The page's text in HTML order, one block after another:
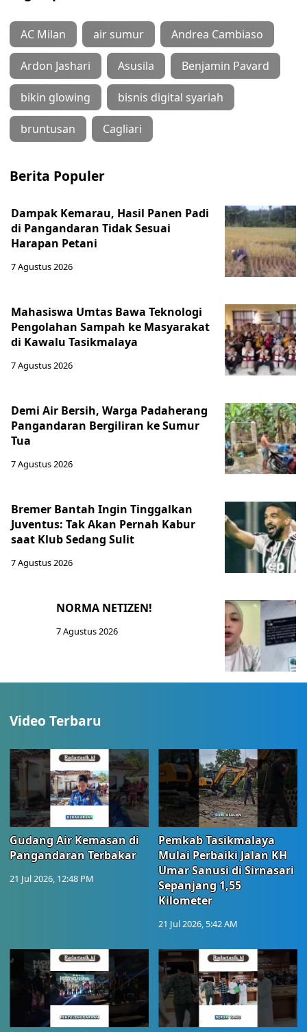
AC Milan air sumur Andrea Cambiaso
Ardon Jashari Asusila Benjamin Pavard
bikin glowing bisnis digital syariah
bruntusan Cagliari
Berita Populer
Dampak Kemarau, Hasil Panen Padi
di Pangandaran Tidak Sesuai
Harapan Petani
7 Agustus 2026
Mahasiswa Umtas Bawa Teknologi
Pengolahan Sampah ke Masyarakat
di Kawalu Tasikmalaya
7 Agustus 2026
Demi Air Bersih, Warga Padaherang
Pangandaran Bergiliran ke Sumur
Tua
7 Agustus 2026
Bremer Bantah Ingin Tinggalkan
Juventus: Tak Akan Pernah Kabur
saat Klub Sedang Sulit
7 Agustus 2026
NORMA NETIZEN!
7 Agustus 2026
Video Terbaru
Gudang Air Kemasan di
Pangandaran Terbakar
21 Jul 2026, 12:48 PM
Pemkab Tasikmalaya
Mulai Perbaiki Jalan KH
Umar Sanusi di Sirnasari
Sepanjang 1,55
Kilometer
21 Jul 2026, 5:42 AM